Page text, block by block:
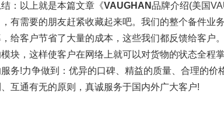
：以上就是本篇文章《VAUGHAN品牌介绍(美国
有需要的朋友赶紧收藏起来吧。我们的整个备件业
给客户节省了大量的成本，这些我们都反馈给客户
块，这样使客户在网络上就可以对货物的状态全程
务!力争做到：优异的口碑、精益的质量、合理的价
互通有无的原则，真诚服务于国内外广大客户!